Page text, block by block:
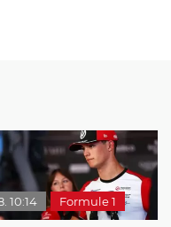
10:14 Formule 1